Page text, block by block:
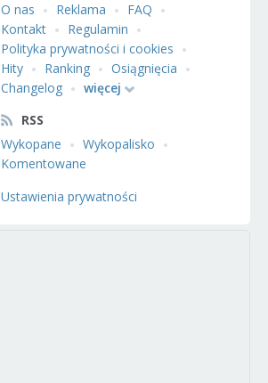
O nas
Reklama
FAQ
Kontakt
Regulamin
Polityka prywatności i cookies
Hity
Ranking
Osiągnięcia
Changelog
więcej
RSS
Wykopane
Wykopalisko
Komentowane
Ustawienia prywatności